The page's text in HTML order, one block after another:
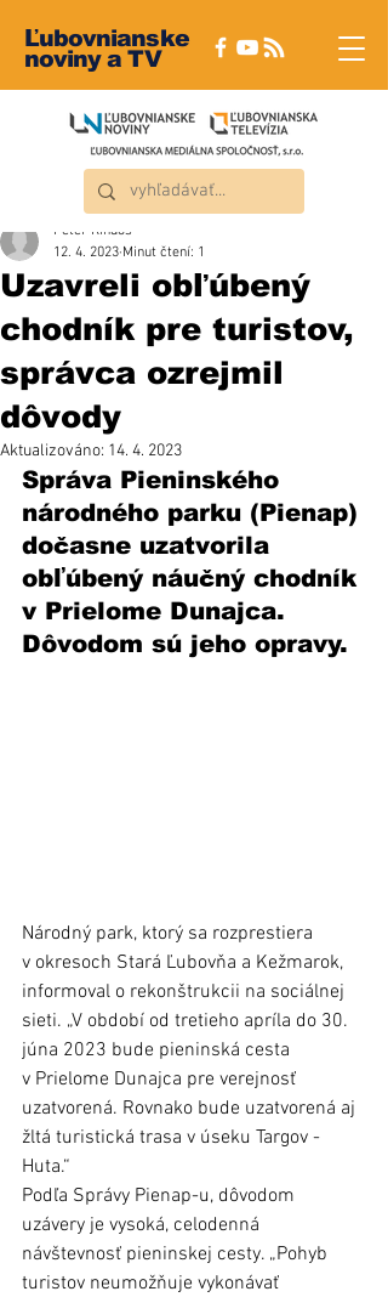
Ľubovnianske
noviny a TV
Uzavreli obľúbený
chodník pre turistov,
správca ozrejmil
dôvody
Peter Rindoš
12. 4. 2023 Minut čtení: 1
Aktualizováno: 14. 4. 2023
Správa Pieninského
národného parku (Pienap)
dočasne uzatvorila
obľúbený náučný chodník
v Prielome Dunajca.
Dôvodom sú jeho opravy.
Národný park, ktorý sa rozprestiera
v okresoch Stará Ľubovňa a Kežmarok,
informoval o rekonštrukcii na sociálnej
sieti. „V období od tretieho apríla do 30.
júna 2023 bude pieninská cesta
v Prielome Dunajca pre verejnosť
uzatvorená. Rovnako bude uzatvorená aj
žltá turistická trasa v úseku Targov -
Huta.“
Podľa Správy Pienap-u, dôvodom
uzávery je vysoká, celodenná
návštevnosť pieninskej cesty. „Pohyb
turistov neumožňuje vykonávať